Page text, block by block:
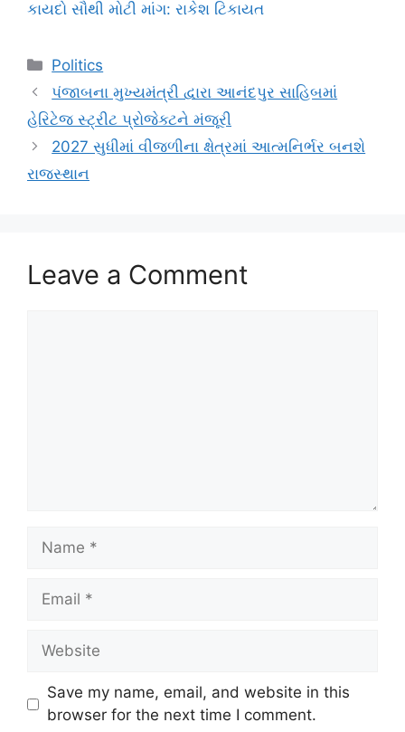
કાયદો સૌથી મોટી માંગ: રાકેશ ટિકાયત
Categories
Politics
પંજાબના મુખ્યમંત્રી દ્વારા આનંદપુર સાહિબમાં
હેરિટેજ સ્ટ્રીટ પ્રોજેક્ટને મંજૂરી
2027 સુધીમાં વીજળીના ક્ષેત્રમાં આત્મનિર્ભર બનશે
રાજસ્થાન
Leave a Comment
Name
Email
Website
Save my name, email, and website in this
browser for the next time I comment.